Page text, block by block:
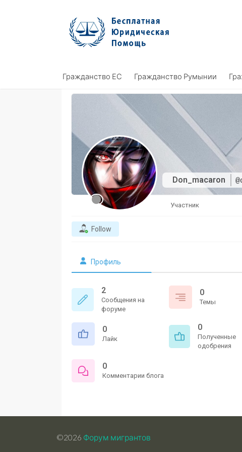
Гражданство ЕС Гражданство Румынии
Don_macaron
Участник
Follow
Профиль
2
Сообщения на
форуме
0
Темы
0
Лайк
0
Полученные
одобрения
0
Комментарии блога
©2026 Форум мигрантов